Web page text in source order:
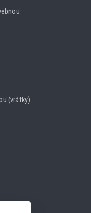
(vrátky)